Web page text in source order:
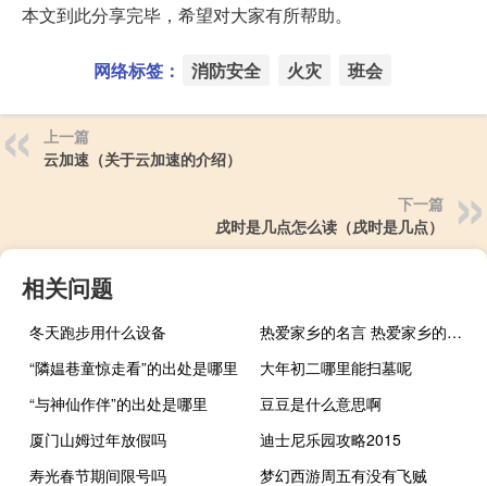
本文到此分享完毕，希望对大家有所帮助。
网络标签： 消防安全 火灾 班会
上一篇
云加速（关于云加速的介绍）
下一篇
戌时是几点怎么读（戌时是几点）
相关问题
冬天跑步用什么设备
热爱家乡的名言 热爱家乡的名言有哪些
“隣媪巷童惊走看”的出处是哪里
大年初二哪里能扫墓呢
“与神仙作伴”的出处是哪里
豆豆是什么意思啊
厦门山姆过年放假吗
迪士尼乐园攻略2015
寿光春节期间限号吗
梦幻西游周五有没有飞贼